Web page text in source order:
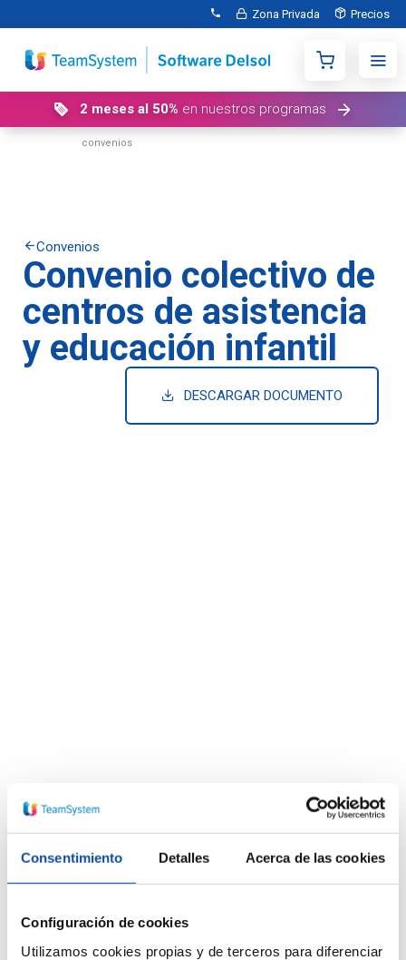
Consentimiento Detalles Acerca de las cookies
Configuración de cookies
Utilizamos cookies propias y de terceros para diferenciar
Zona Privada Precios
2 meses al 50% en nuestros programas
Inicio Buscador de
convenios
Convenio colectivo de centros de asistencia y educación infantil
Convenios
Convenio colectivo de
centros de asistencia
y educación infantil
DESCARGAR DOCUMENTO